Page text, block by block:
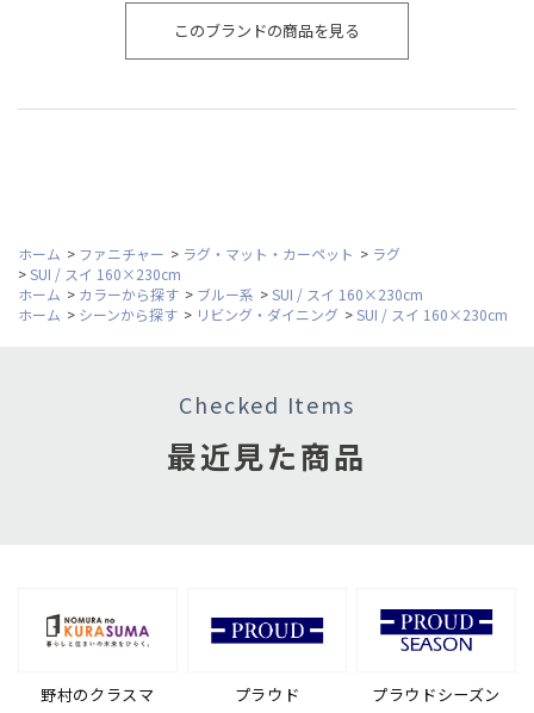
このブランドの商品を見る
ホーム > ファニチャー > ラグ・マット・カーペット > ラグ
>SUI / スイ 160×230cm
ホーム > カラーから探す > ブルー系 >SUI / スイ 160×230cm
ホーム > シーンから探す > リビング・ダイニング >SUI / スイ 160×230cm
Checked Items
最近見た商品
野村のクラスマ プラウド プラウドシーズン